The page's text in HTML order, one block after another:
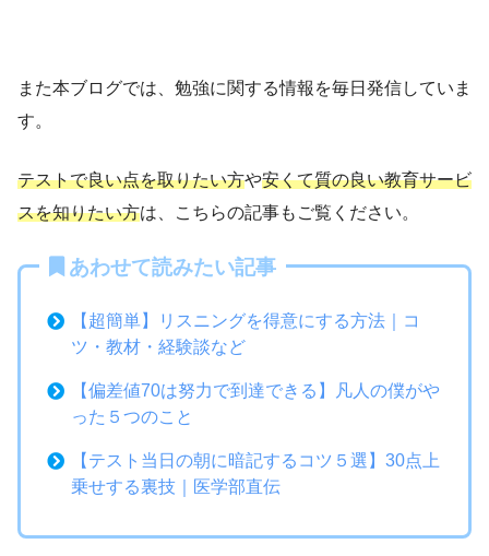
また本ブログでは、勉強に関する情報を毎日発信していま
す。
テストで良い点を取りたい方や安くて質の良い教育サービ
スを知りたい方は、こちらの記事もご覧ください。
あわせて読みたい記事
【超簡単】リスニングを得意にする方法｜コ
ツ・教材・経験談など
【偏差値70は努力で到達できる】凡人の僕がや
った５つのこと
【テスト当日の朝に暗記するコツ５選】30点上
乗せする裏技｜医学部直伝